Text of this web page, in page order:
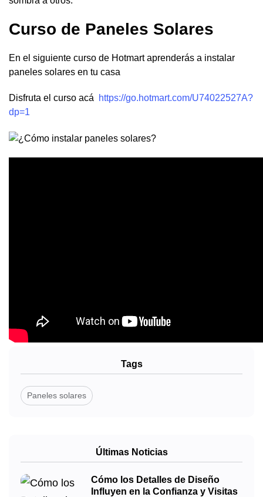
Curso de Paneles Solares
En el siguiente curso de Hotmart aprenderás a instalar
paneles solares en tu casa
Disfruta el curso acá
https://go.hotmart.com/U74022527A?
dp=1
Tags
Paneles solares
Últimas Noticias
Cómo los Detalles de Diseño
Influyen en la Confianza y Visitas